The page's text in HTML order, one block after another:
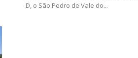
D, o São Pedro de Vale do...